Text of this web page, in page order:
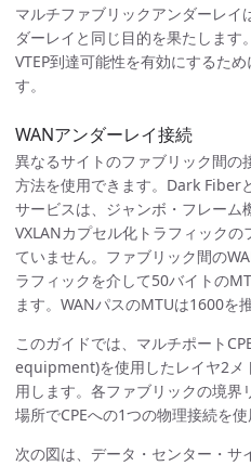
マルチファブリックアンダーレイ
ダーレイと同じ目的を果たします
VTEP到達可能性を有効にするた
す。
WANアンダーレイ接続
異なるサイトのファブリック間
方法を使用できます。Dark Fiber
サービスは、ジャンボ・フレーム
VXLANカプセル化トラフィック
ていません。ファブリック間の
ラフィックを介して50バイトの
ます。WANパスのMTUは1600を
このガイドでは、マルチポート
equipment)を使用したレイヤ2メ
用します。各ファブリックの境
場所でCPEへの1つの物理接続を使
次の図は、データ・センター・サ